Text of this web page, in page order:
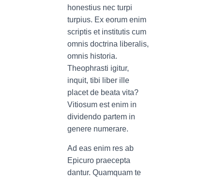
honestius nec turpi
turpius. Ex eorum enim
scriptis et institutis cum
omnis doctrina liberalis,
omnis historia.
Theophrasti igitur,
inquit, tibi liber ille
placet de beata vita?
Vitiosum est enim in
dividendo partem in
genere numerare.
Ad eas enim res ab
Epicuro praecepta
dantur. Quamquam te